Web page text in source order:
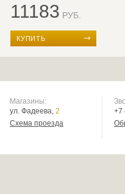
11183 РУБ.
КУПИТЬ
Магазины:
ул. Фадеева, 2
Схема проезда
+7